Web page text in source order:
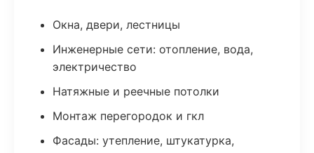
Окна, двери, лестницы
Инженерные сети: отопление, вода,
электричество
Натяжные и реечные потолки
Монтаж перегородок и гкл
Фасады: утепление, штукатурка,